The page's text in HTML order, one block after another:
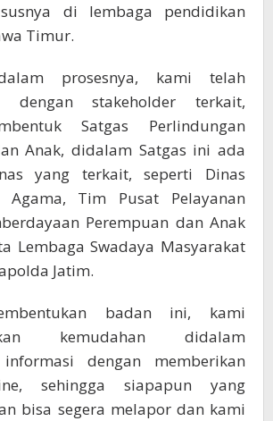
di lembaga pendidikan
Timur.
prosesnya, kami telah
dengan stakeholder terkait,
Satgas Perlindungan
Anak, didalam Satgas ini ada
yang terkait, seperti Dinas
Agama, Tim Pusat Pelayanan
Perempuan dan Anak
Lembaga Swadaya Masyarakat
Jatim.
badan ini, kami
kemudahan didalam
dengan memberikan
sehingga siapapun yang
bisa segera melapor dan kami